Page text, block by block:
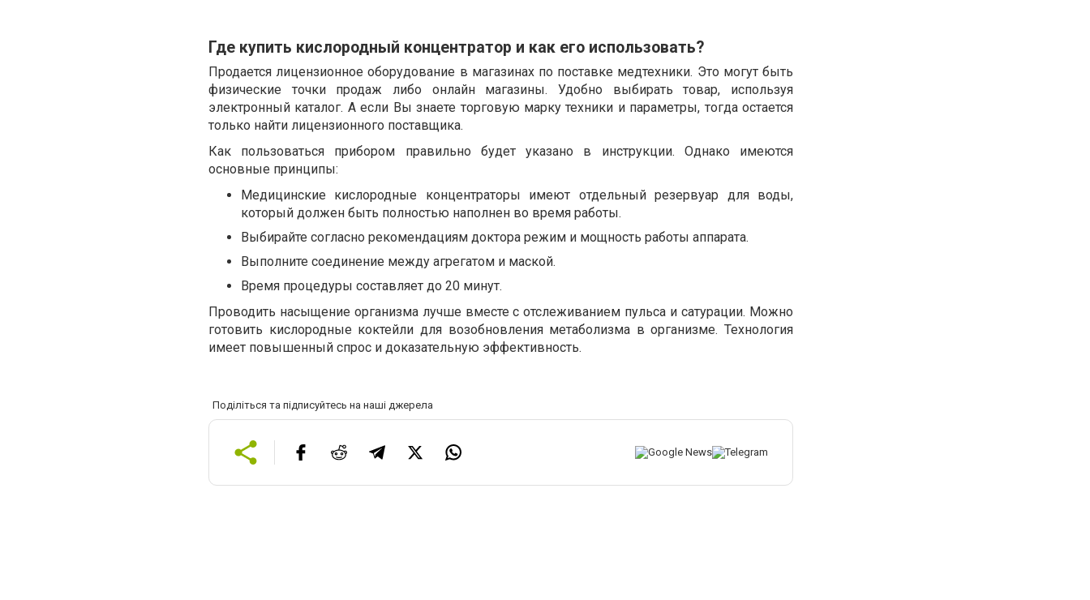
Где купить кислородный концентратор и как его использовать?
Продается лицензионное оборудование в магазинах по поставке медтехники. Это могут быть
физические точки продаж либо онлайн магазины. Удобно выбирать товар, используя
электронный каталог. А если Вы знаете торговую марку техники и параметры, тогда остается
только найти лицензионного поставщика.
Как пользоваться прибором правильно будет указано в инструкции. Однако имеются
основные принципы:
Медицинские кислородные концентраторы имеют отдельный резервуар для воды,
который должен быть полностью наполнен во время работы.
Выбирайте согласно рекомендациям доктора режим и мощность работы аппарата.
Выполните соединение между агрегатом и маской.
Время процедуры составляет до 20 минут.
Проводить насыщение организма лучше вместе с отслеживанием пульса и сатурации. Можно
готовить кислородные коктейли для возобновления метаболизма в организме. Технология
имеет повышенный спрос и доказательную эффективность.
Поділіться та підписуйтесь на наші джерела